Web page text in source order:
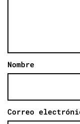
Nombre
Correo